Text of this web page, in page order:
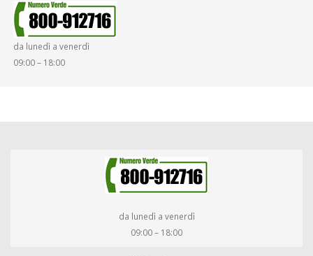
da lunedì a venerdì
09:00 – 18:00
da lunedì a venerdì
09:00 – 18:00